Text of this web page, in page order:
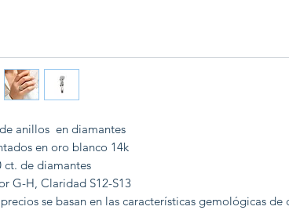
anillos en diamantes
en oro blanco 14k
ct. de diamantes
G-H, Claridad S12-S13
se basan en las características gemológicas de